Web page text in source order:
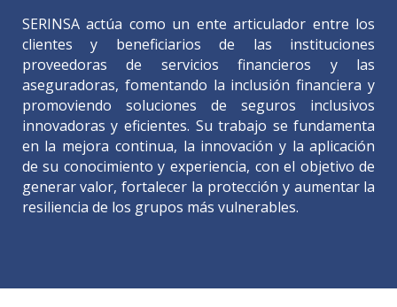
SERINSA actúa como un ente articulador entre los
clientes y beneficiarios de las instituciones
proveedoras de servicios financieros y las
aseguradoras, fomentando la inclusión financiera y
promoviendo soluciones de seguros inclusivos
innovadoras y eficientes. Su trabajo se fundamenta
en la mejora continua, la innovación y la aplicación
de su conocimiento y experiencia, con el objetivo de
generar valor, fortalecer la protección y aumentar la
resiliencia de los grupos más vulnerables.